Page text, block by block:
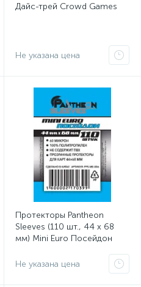
Дайс-трей Crowd Games
Не указана цена
Протекторы Pantheon
Sleeves (110 шт., 44 x 68
мм) Mini Euro Посейдон
Не указана цена